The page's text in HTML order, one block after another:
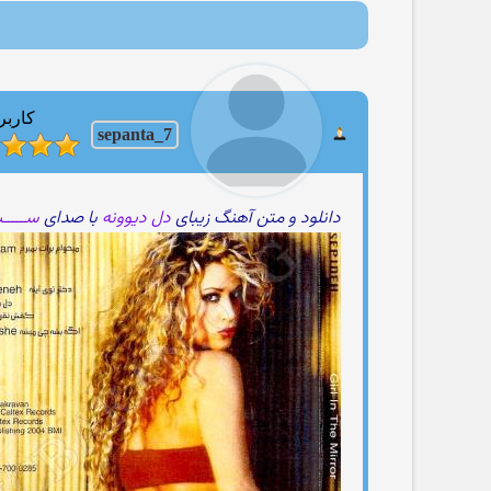
sepanta_7
دانلود و متن آهنگ زیبایدل دیوونه با صدای